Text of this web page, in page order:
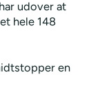
udover at
hele 148
en